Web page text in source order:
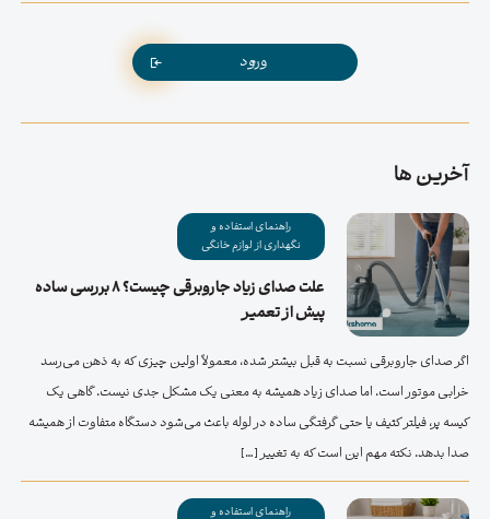
ورود
آخرین ها
راهنمای استفاده و
نگهداری از لوازم خانگی
علت صدای زیاد جاروبرقی چیست؟ ۸ بررسی ساده
پیش از تعمیر
اگر صدای جاروبرقی نسبت به قبل بیشتر شده، معمولاً اولین چیزی که به ذهن می‌رسد
خرابی موتور است. اما صدای زیاد همیشه به معنی یک مشکل جدی نیست. گاهی یک
کیسه پر، فیلتر کثیف یا حتی گرفتگی ساده در لوله باعث می‌شود دستگاه متفاوت از همیشه
صدا بدهد. نکته مهم این است که به تغییر […]
راهنمای استفاده و